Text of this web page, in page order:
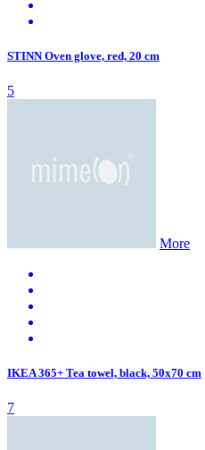
STINN Oven glove, red, 20 cm
5
More
IKEA 365+ Tea towel, black, 50x70 cm
7